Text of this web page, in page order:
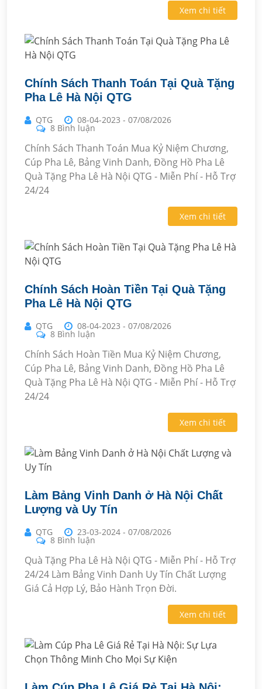
Xem chi tiết
Chính Sách Thanh Toán Tại Quà Tặng
Pha Lê Hà Nội QTG
QTG 08-04-2023 - 07/08/2026
8 Bình luận
Chính Sách Thanh Toán Mua Kỷ Niệm Chương,
Cúp Pha Lê, Bảng Vinh Danh, Đồng Hồ Pha Lê
Quà Tặng Pha Lê Hà Nội QTG - Miễn Phí - Hỗ Trợ
24/24
Xem chi tiết
Chính Sách Hoàn Tiền Tại Quà Tặng
Pha Lê Hà Nội QTG
QTG 08-04-2023 - 07/08/2026
8 Bình luận
Chính Sách Hoàn Tiền Mua Kỷ Niệm Chương,
Cúp Pha Lê, Bảng Vinh Danh, Đồng Hồ Pha Lê
Quà Tặng Pha Lê Hà Nội QTG - Miễn Phí - Hỗ Trợ
24/24
Xem chi tiết
Làm Bảng Vinh Danh ở Hà Nội Chất
Lượng và Uy Tín
QTG 23-03-2024 - 07/08/2026
8 Bình luận
Quà Tặng Pha Lê Hà Nội QTG - Miễn Phí - Hỗ Trợ
24/24 Làm Bảng Vinh Danh Uy Tín Chất Lượng
Giá Cả Hợp Lý, Bảo Hành Trọn Đời.
Xem chi tiết